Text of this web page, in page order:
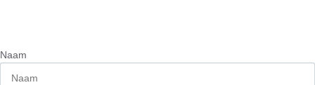
Naam